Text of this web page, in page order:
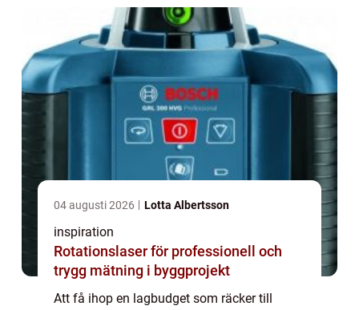
Samtidigt v...
04 augusti 2026 Lotta Albertsson
inspiration
Rotationslaser för professionell och
trygg mätning i byggprojekt
Att få ihop en lagbudget som räcker till